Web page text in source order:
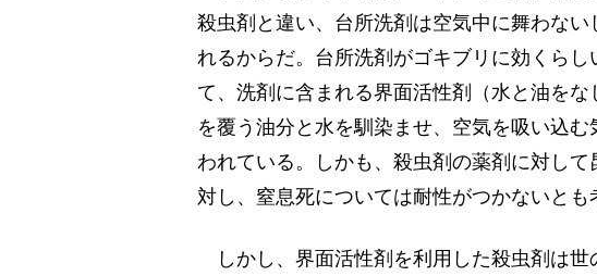
殺虫剤と違い、台所洗剤は空気中に舞わな
れるからだ。台所洗剤がゴキブリに効くら
て、洗剤に含まれる界面活性剤（水と油を
を覆う油分と水を馴染ませ、空気を吸い込
われている。しかも、殺虫剤の薬剤に対し
対し、窒息死については耐性がつかないとも
しかし、界面活性剤を利用した殺虫剤は世